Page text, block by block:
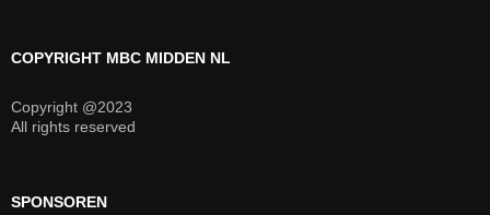
COPYRIGHT MBC MIDDEN NL
Copyright @2023
All rights reserved
SPONSOREN